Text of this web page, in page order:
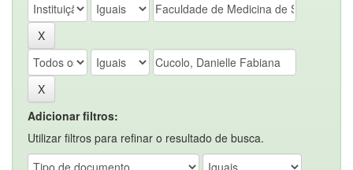
Adicionar filtros:
Utilizar filtros para refinar o resultado de busca.